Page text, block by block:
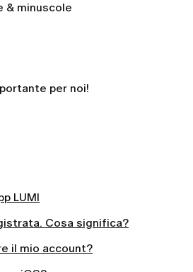
& minuscole
per noi!
LUMI
Cosa significa?
il mio account?